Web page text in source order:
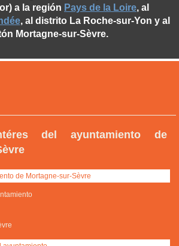
del ayuntamiento de
de Mortagne-sur-Sèvre
a la región Pays de la Loire, al
, al distrito La Roche-sur-Yon y al
Mortagne-sur-Sèvre.